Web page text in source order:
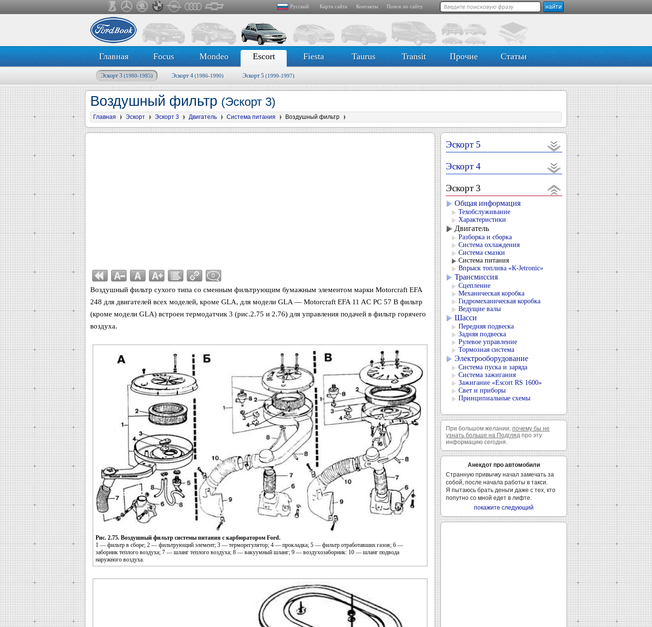
Русский Карта сайта Контакты Поиск по сайту
Главная Focus Mondeo Escort Fiesta Taurus Transit Прочие Статьи
Эскорт 3 (1980-1985) Эскорт 4 (1986-1990) Эскорт 5 (1990-1997)
Воздушный фильтр (Эскорт 3)
Главная Эскорт Эскорт 3 Двигатель Система питания Воздушный фильтр
0
Воздушный фильтр сухого типа со сменным фильтрующим бумажным элементом марки Motorcraft EFA
248 для двигателей всех моделей, кроме GLA, для модели GLA — Motorcraft EFA 11 AC PC 57 В фильтр
(кроме модели GLA) встроен термодатчик 3 (рис.2.75 и 2.76) для управления подачей в фильтр горячего
воздуха.
Рис. 2.75. Воздушный фильтр системы питания с карбюратором Ford.
1 — фильтр в сборе; 2 — фильтрующий элемент; 3 — терморегулятор; 4 — прокладка; 5 — фильтр отработавших газов; 6 —
заборник теплого воздуха; 7 — шланг теплого воздуха; 8 — вакуумный шланг; 9 — воздухозаборник: 10 — шланг подвода
наружного воздуха.
Эскорт 5
Эскорт 4
Эскорт 3
Общая информация
Техобслуживание
Характеристики
Двигатель
Разборка и сборка
Система охлаждения
Система смазки
Система питания
Впрыск топлива «К-Jetronic»
Трансмиссия
Сцепление
Механическая коробка
Гидромеханическая коробка
Ведущие валы
Шасси
Передняя подвеска
Задняя подвеска
Рулевое управление
Тормозная система
Электрооборудование
Система пуска и заряда
Система зажигания
Зажигание «Escort RS 1600»
Свет и приборы
Принципиальные схемы
При большом желании, почему бы не
узнать больше на Подгляд про эту
информацию сегодня.
Анекдот про автомобили
Странную привычку начал замечать за
собой, после начала работы в такси.
Я пытаюсь брать деньги даже с тех, кто
попутно со мной едет в лифте.
покажите следующий